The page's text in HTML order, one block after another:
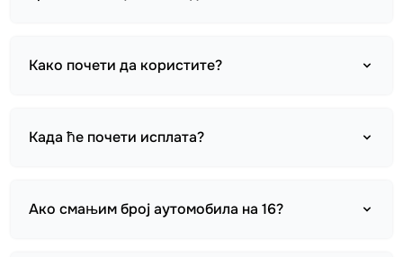
Како почети да користите?
Када ће почети исплата?
Ако смањим број аутомобила на 16?